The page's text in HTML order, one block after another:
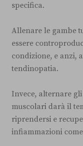
specifica.
Allenare le gambe
essere
condizione, e anzi,
tendinopatia.
Invece, alternare
muscolari darà il
riprendersi e
infiammazioni